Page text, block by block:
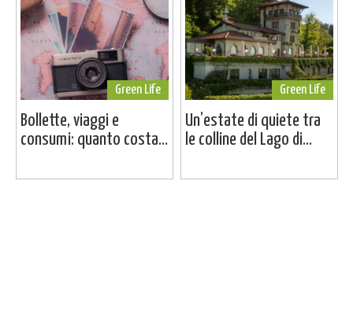
Green Life
Bollette, viaggi e
consumi: quanto costa...
Green Life
Un’estate di quiete tra
le colline del Lago di...